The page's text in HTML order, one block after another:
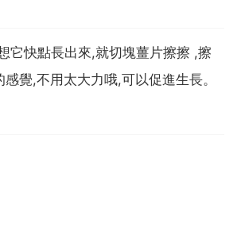
它快點長出來,就切塊薑片擦擦 ,擦
覺,不用太大力哦,可以促進生長。